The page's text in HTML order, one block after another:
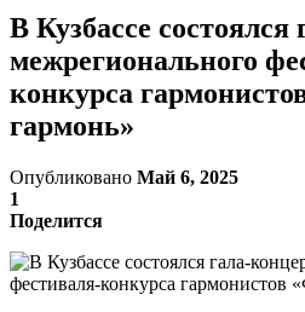
В Кузбассе состоялся
межрегионального
конкурса
гармонь»
Опубликовано Май 6, 2025
1
Поделится